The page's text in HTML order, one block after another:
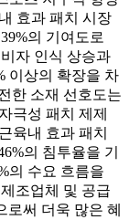
효과 패치 시장
의 기여도로
자 인식 상승과
이상의 확장을 차
한 소재 선호도는
극성 패치 제제
육내 효과 패치
의 침투율을 기
의 수요 흐름을
조업체 및 공급
써 더욱 많은 혜